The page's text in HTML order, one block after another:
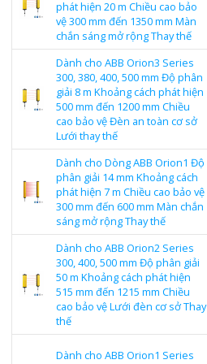
phát hiện 20 m Chiều cao bảo
vệ 300 mm đến 1350 mm Màn
chắn sáng mở rộng Thay thế
Dành cho ABB Orion3 Series
300, 380, 400, 500 mm Độ phân
giải 8 m Khoảng cách phát hiện
500 mm đến 1200 mm Chiều
cao bảo vệ Đèn an toàn cơ sở
Lưới thay thế
Dành cho Dòng ABB Orion1 Độ
phân giải 14 mm Khoảng cách
phát hiện 7 m Chiều cao bảo vệ
300 mm đến 600 mm Màn chắn
sáng mở rộng Thay thế
Dành cho ABB Orion2 Series
300, 400, 500 mm Độ phân giải
50 m Khoảng cách phát hiện
515 mm đến 1215 mm Chiều
cao bảo vệ Lưới đèn cơ sở Thay
thế
Dành cho ABB Orion1 Series